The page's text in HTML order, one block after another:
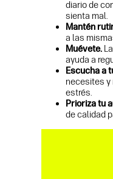
diario de
sienta mal.
Mantén
a las
Muévete.
ayuda a
Escucha a
necesites y
estrés.
Prioriza tu
de calidad